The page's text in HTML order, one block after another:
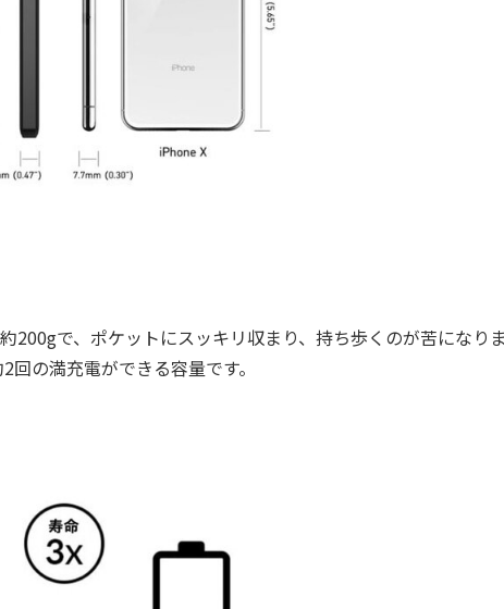
で、ポケットにスッキリ収まり、持ち歩くのが苦になり
の満充電ができる容量です。